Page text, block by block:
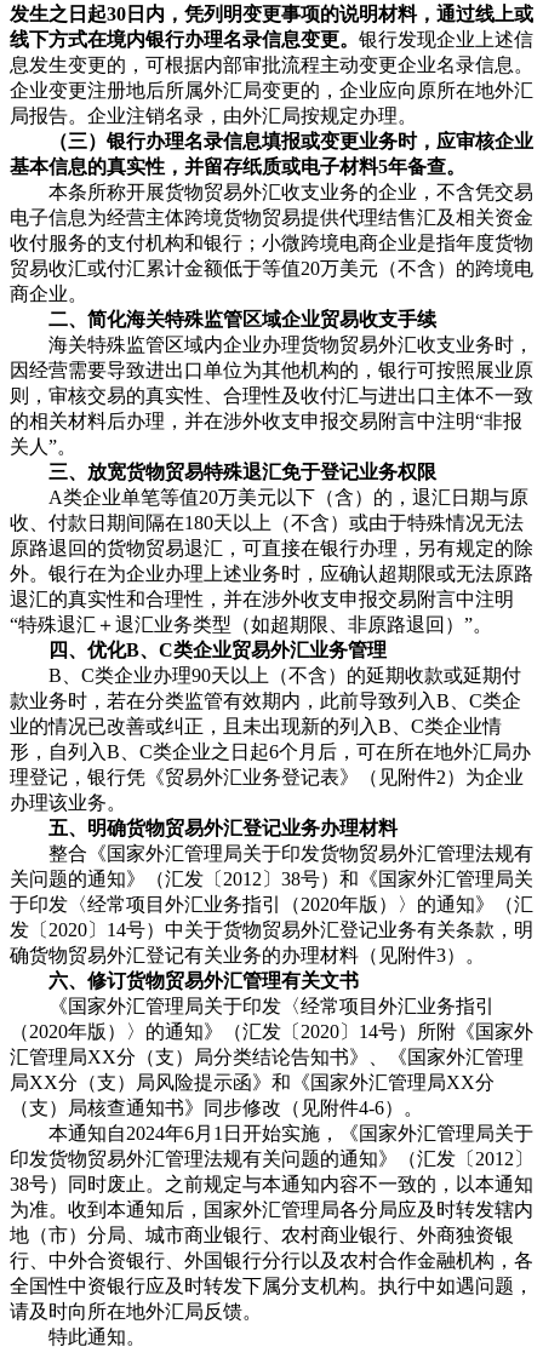
发生之日起30日内，凭列明变更事项的说明材料，通过线上或
线下方式在境内银行办理名录信息变更。 银行发现企业上述信
息发生变更的，可根据内部审批流程主动变更企业名录信息。
企业变更注册地后所属外汇局变更的，企业应向原所在地外汇
局报告。企业注销名录，由外汇局按规定办理。
（三）银行办理名录信息填报或变更业务时，应审核企业
基本信息的真实性，并留存纸质或电子材料5年备查。
本条所称开展货物贸易外汇收支业务的企业，不含凭交易
电子信息为经营主体跨境货物贸易提供代理结售汇及相关资金
收付服务的支付机构和银行；小微跨境电商企业是指年度货物
贸易收汇或付汇累计金额低于等值20万美元（不含）的跨境电
商企业。
二、简化海关特殊监管区域企业贸易收支手续
海关特殊监管区域内企业办理货物贸易外汇收支业务时，
因经营需要导致进出口单位为其他机构的，银行可按照展业原
则，审核交易的真实性、合理性及收付汇与进出口主体不一致
的相关材料后办理，并在涉外收支申报交易附言中注明“非报
关人”。
三、放宽货物贸易特殊退汇免于登记业务权限
A类企业单笔等值20万美元以下（含）的，退汇日期与原
收、付款日期间隔在180天以上（不含）或由于特殊情况无法
原路退回的货物贸易退汇，可直接在银行办理，另有规定的除
外。银行在为企业办理上述业务时，应确认超期限或无法原路
退汇的真实性和合理性，并在涉外收支申报交易附言中注明
“特殊退汇＋退汇业务类型（如超期限、非原路退回）”。
四、优化B、C类企业贸易外汇业务管理
B、C类企业办理90天以上（不含）的延期收款或延期付
款业务时，若在分类监管有效期内，此前导致列入B、C类企
业的情况已改善或纠正，且未出现新的列入B、C类企业情
形，自列入B、C类企业之日起6个月后，可在所在地外汇局办
理登记，银行凭《贸易外汇业务登记表》（见附件2）为企业
办理该业务。
五、明确货物贸易外汇登记业务办理材料
整合《国家外汇管理局关于印发货物贸易外汇管理法规有
关问题的通知》（汇发〔2012〕38号）和《国家外汇管理局关
于印发〈经常项目外汇业务指引（2020年版）〉的通知》（汇
发〔2020〕14号）中关于货物贸易外汇登记业务有关条款，明
确货物贸易外汇登记有关业务的办理材料（见附件3）。
六、修订货物贸易外汇管理有关文书
《国家外汇管理局关于印发〈经常项目外汇业务指引
（2020年版）〉的通知》（汇发〔2020〕14号）所附《国家外
汇管理局XX分（支）局分类结论告知书》、《国家外汇管理
局XX分（支）局风险提示函》和《国家外汇管理局XX分
（支）局核查通知书》同步修改（见附件4-6）。
本通知自2024年6月1日开始实施，《国家外汇管理局关于
印发货物贸易外汇管理法规有关问题的通知》（汇发〔2012〕
38号）同时废止。之前规定与本通知内容不一致的，以本通知
为准。收到本通知后，国家外汇管理局各分局应及时转发辖内
地（市）分局、城市商业银行、农村商业银行、外商独资银
行、中外合资银行、外国银行分行以及农村合作金融机构，各
全国性中资银行应及时转发下属分支机构。执行中如遇问题，
请及时向所在地外汇局反馈。
特此通知。